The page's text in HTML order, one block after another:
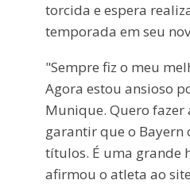
torcida e espera
temporada em seu
"Sempre fiz o meu
Agora estou ansioso
Munique. Quero
garantir que o Bayern
títulos. É uma grande
afirmou o atleta ao